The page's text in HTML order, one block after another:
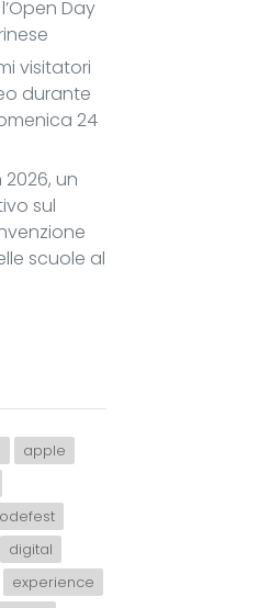
Day
visitatori
durante
24
un
sul
scuole al
apple
digital
experience